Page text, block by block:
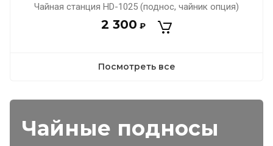
Чайная станция HD-1025 (поднос, чайник опция)
2 300 ₽
Посмотреть все
Чайные подносы